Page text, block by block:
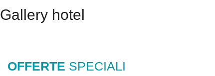
Gallery hotel
OFFERTE SPECIALI